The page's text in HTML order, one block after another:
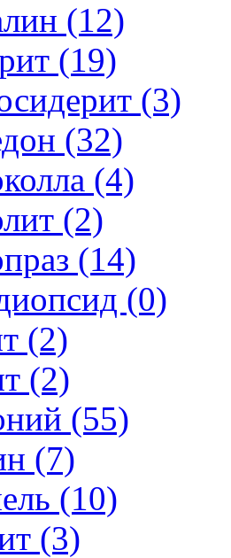
(12)
(19)
(3)
(32)
(4)
(2)
(14)
(0)
(2)
(2)
(55)
(7)
(10)
(3)